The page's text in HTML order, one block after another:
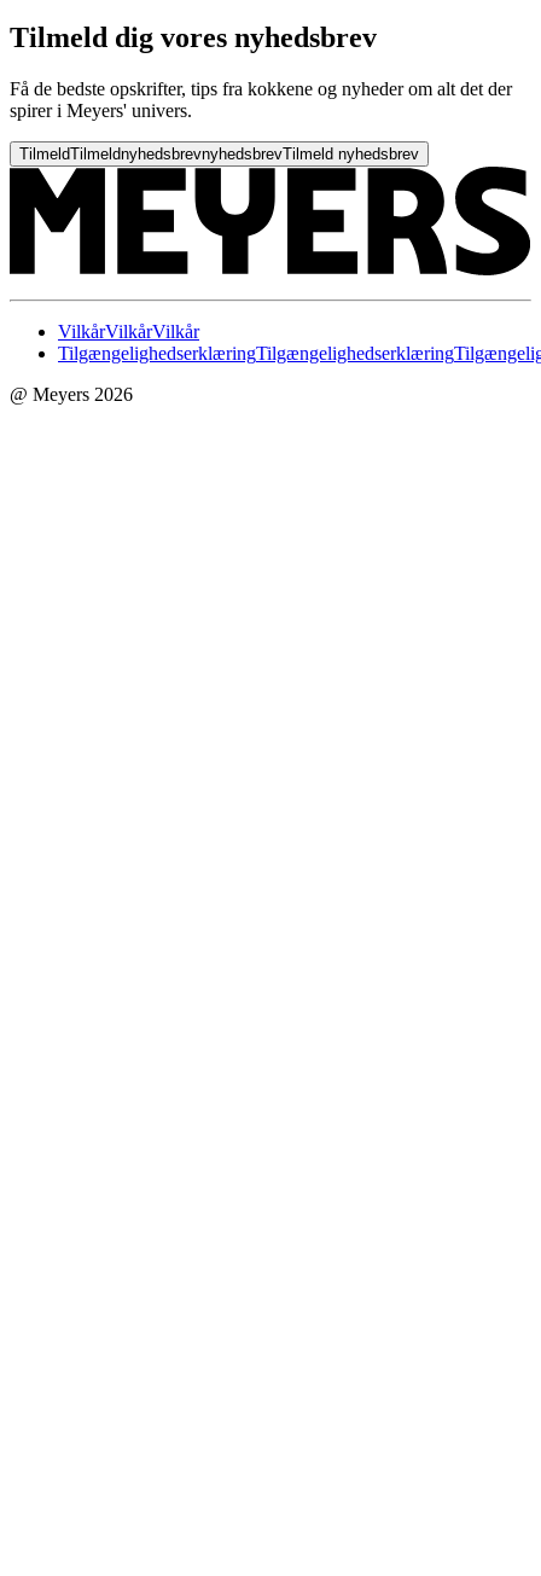
Tilmeld dig vores nyhedsbrev
Få de bedste opskrifter, tips fra kokkene og nyheder om alt det der
spirer i Meyers' univers.
TilmeldTilmeldnyhedsbrevnyhedsbrevTilmeld nyhedsbrev
VilkårVilkårVilkår
TilgængelighedserklæringTilgængelighedserklæring
@ Meyers 2026